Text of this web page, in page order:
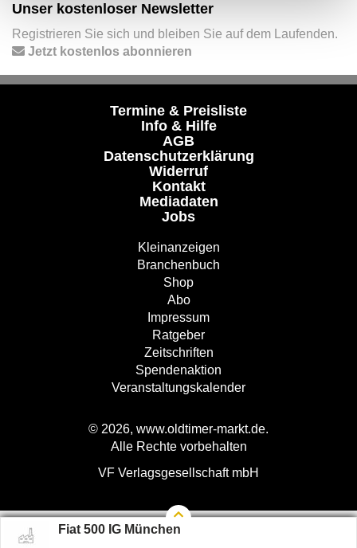
Fiat 500 IG München
Unser kostenloser Newsletter
Registrieren Sie sich und bleiben Sie auf dem Laufenden.
Jetzt kostenlos abonnieren
Termine & Preisliste
Info & Hilfe
AGB
Datenschutzerklärung
Widerruf
Kontakt
Mediadaten
Jobs
Kleinanzeigen
Branchenbuch
Shop
Abo
Impressum
Ratgeber
Zeitschriften
Spendenaktion
Veranstaltungskalender
© 2026, www.oldtimer-markt.de.
Alle Rechte vorbehalten
VF Verlagsgesellschaft mbH